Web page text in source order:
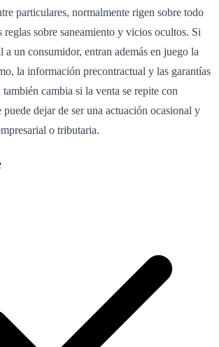
particulares, normalmente rigen sobre todo
sobre saneamiento y vicios ocultos. Si
a un consumidor, entran además en juego la
la información precontractual y las garantías
cambia si la venta se repite con
dejar de ser una actuación ocasional y
o tributaria.